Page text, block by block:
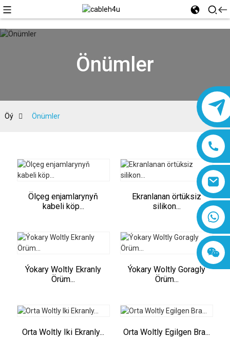
Önümler
Öý Önümler
Ölçeg enjamlarynyň
kabeli köp...
Ekranlanan örtüksiz
silikon...
Ýokary Woltly Ekranly
Örüm...
Ýokary Woltly Goragly
Örüm...
Orta Woltly Iki Ekranly... Orta Woltly Egilgen Bra...